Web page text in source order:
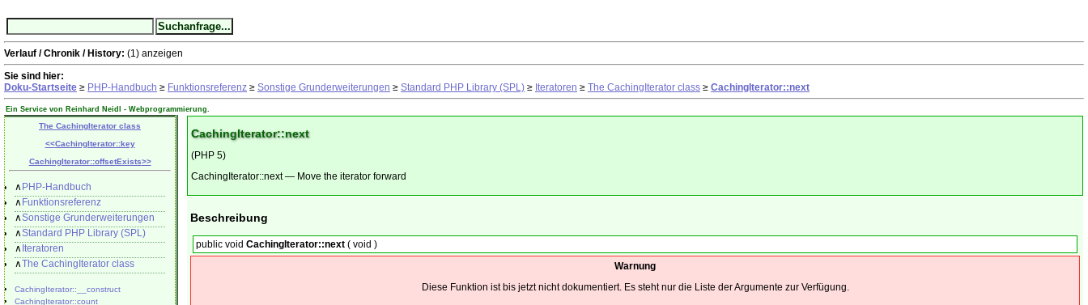
Verlauf / Chronik / History: (1) anzeigen
Sie sind hier:
Doku-Startseite ≥ PHP-Handbuch ≥ Funktionsreferenz ≥ Sonstige Grunderweiterungen ≥ Standard PHP Library (SPL) ≥ Iteratoren ≥ The CachingIterator class ≥ CachingIterator::next
Ein Service von Reinhard Neidl - Webprogrammierung.
The CachingIterator class
<<CachingIterator::key
CachingIterator::offsetExists>>
∧ PHP-Handbuch
∧ Funktionsreferenz
∧Sonstige Grunderweiterungen
∧Standard PHP Library (SPL)
∧ Iteratoren
∧The CachingIterator class
CachingIterator::__construct
CachingIterator::count
CachingIterator::next
(PHP 5)
CachingIterator::next— Move the iterator forward
Beschreibung
public void CachingIterator::next ( void )
Warnung
Diese Funktion ist bis jetzt nicht dokumentiert. Es steht nur die Liste der Argumente zur Verfügung.